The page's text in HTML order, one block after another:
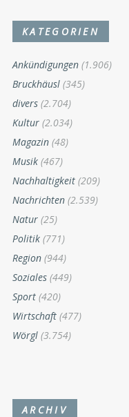
KATEGORIEN
Ankündigungen (1.906)
Bruckhäusl (345)
divers (2.704)
Kultur (2.034)
Magazin (48)
Musik (467)
Nachhaltigkeit (209)
Nachrichten (2.539)
Natur (25)
Politik (771)
Region (944)
Soziales (449)
Sport (420)
Wirtschaft (477)
Wörgl (3.754)
ARCHIV